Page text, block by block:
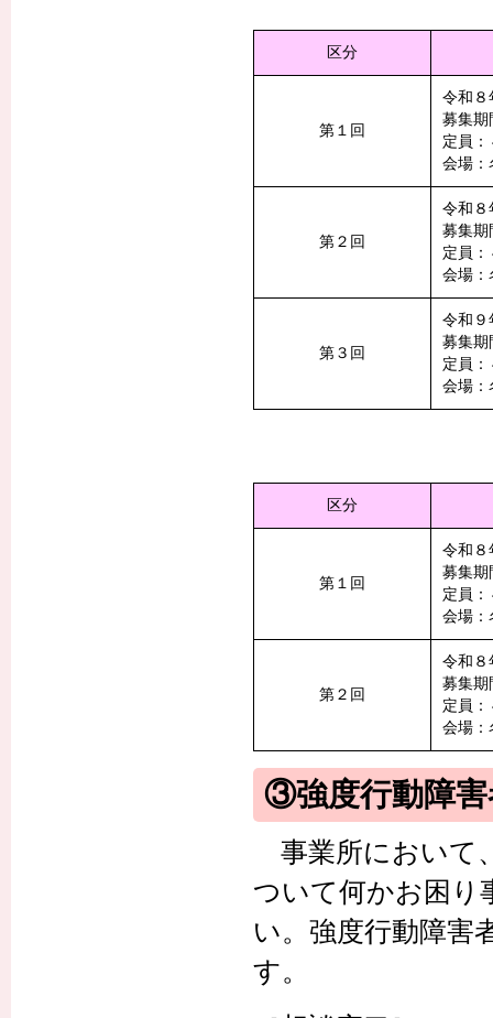
区分
第１回
令和８
募集期
定員：
会場：
第２回
令和８
募集期
定員：
会場：
第３回
令和９
募集期
定員：
会場：
区分
第１回
令和８
募集期
定員：
会場：
第２回
令和８
募集期
定員：
会場：
③強度行動障害
事業所において
ついて何かお困り
い。強度行動障害
す。